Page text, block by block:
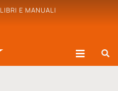
LIBRI E MANUALI